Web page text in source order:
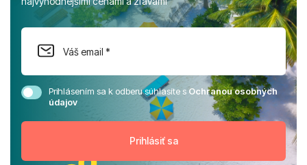
Prihlásením sa k odberu súhlasíte sOchranou osobných
údajov